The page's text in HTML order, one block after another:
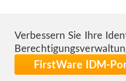
Verbessern Sie Ihre
FirstWare IDM-